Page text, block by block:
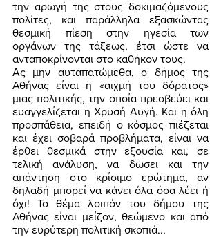
την αρωγή της στους δοκιμαζόμενους
πολίτες, και παράλληλα εξασκώντας
θεσμική πίεση στην ηγεσία των
οργάνων της τάξεως, έτσι ώστε να
ανταποκρίνονται στο καθήκον τους.
Ας μην αυταπατώμεθα, ο δήμος της
Αθήνας είναι η «αιχμή του δόρατος»
μιας πολιτικής, την οποία πρεσβεύει και
ευαγγελίζεται η Χρυσή Αυγή. Και η όλη
προσπάθεια, επειδή ο κόσμος πιέζεται
και έχει σοβαρά προβλήματα, είναι να
έρθει θεσμικά στην εξουσία και, σε
τελική ανάλυση, να δώσει και την
απάντηση στο κρίσιμο ερώτημα, αν
δηλαδή μπορεί να κάνει όλα όσα λέει ή
όχι! Το θέμα λοιπόν του δήμου της
Αθήνας είναι μείζον, θεώμενο και από
την ευρύτερη πολιτική σκοπιά...